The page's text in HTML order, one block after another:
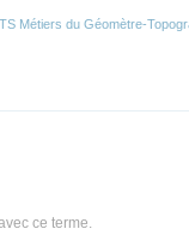
Métiers du Géomètre-
ce terme.